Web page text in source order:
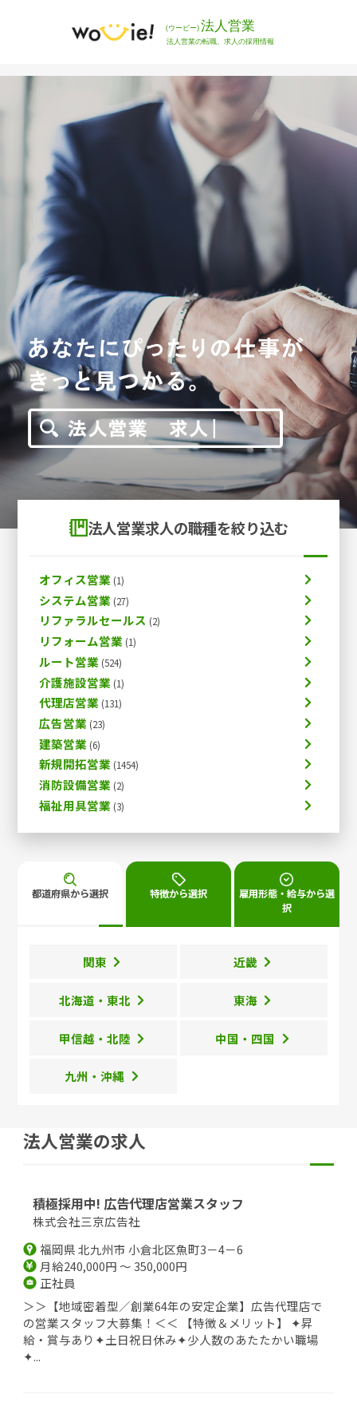
法人営業求人の職種を絞り込む
オフィス営業
システム営業
リファラルセールス
リフォーム営業
ルート営業
介護施設営業
代理店営業
広告営業
建築営業
新規開拓営業
消防設備営業
福祉用具営業
都道府県から選択
関東 近畿
北海道・東北 東海
甲信越・北陸 中国・四国
九州・沖縄
雇用形態・給与から選
択
特徴から選択
法人営業の求人
積極採用中! 広告代理店営業スタッフ
株式会社三京広告社
福岡県 北九州市 小倉北区魚町3－4－6
月給240,000円 ～ 350,000円
正社員
＞＞【地域密着型／創業64年の安定企業】広告代理店で
の営業スタッフ大募集！＜＜ 【特徴＆メリット】 ✦昇
給・賞与あり✦土日祝日休み✦少人数のあたたかい職場
✦...